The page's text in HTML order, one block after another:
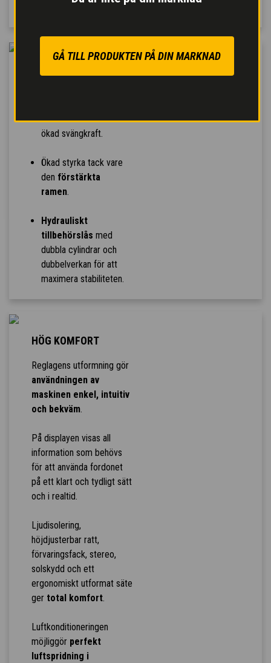
GÅ TILL PRODUKTEN PÅ DIN MARKNAD
TILLFÖRLITLIGHET
stålförstärkt bom för
ökad svängkraft.
Ökad styrka tack vare
den förstärkta
ramen.
Hydrauliskt
tillbehörslås med
dubbla cylindrar och
dubbelverkan för att
maximera stabiliteten.
HÖG KOMFORT
Reglagens utformning gör
användningen av
maskinen enkel, intuitiv
och bekväm.
På displayen visas all
information som behövs
för att använda fordonet
på ett klart och tydligt sätt
och i realtid.
Ljudisolering,
höjdjusterbar ratt,
förvaringsfack, stereo,
solskydd och ett
ergonomiskt utformat säte
ger total komfort.
Luftkonditioneringen
möjliggör perfekt
luftspridning i